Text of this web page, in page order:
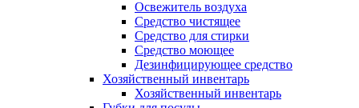
Освежитель воздуха
Средство чистящее
Средство для стирки
Средство моющее
Дезинфицирующее средство
Хозяйственный инвентарь
Хозяйственный инвентарь